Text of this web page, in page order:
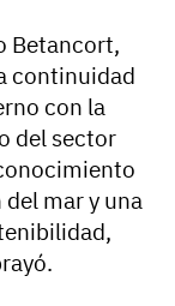
Betancort,
continuidad
con la
del sector
mar y una